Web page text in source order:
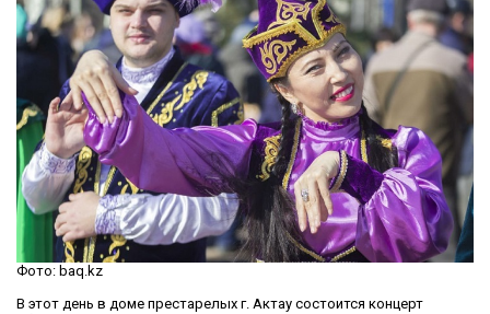
Фото: baq.kz
В этот день в доме престарелых г. Актау состоится концерт